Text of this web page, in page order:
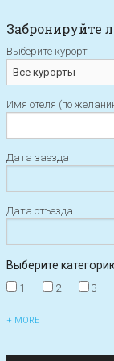
Забронируйте
Выберите курорт
Имя отеля (по
Дата заезда
Дата отъезда
Выберите
1 2 3
+ MORE